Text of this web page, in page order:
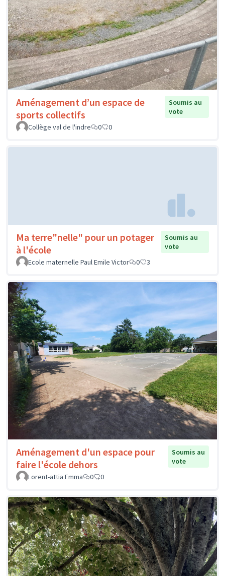
Aménagement d’un espace de
sports collectifs
Soumis au
vote
Collège val de l'indre
0 0
Ma terre"nelle" pour un potager
à l'école
Soumis au
vote
Ecole maternelle Paul Emile Victor
0 3
Aménagement d'un espace pour
faire l'école dehors
Soumis au
vote
Lorent-attia Emma
0 0